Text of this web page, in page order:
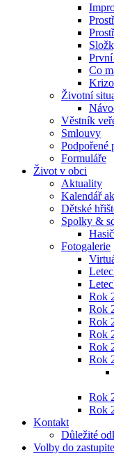
Co
Životní
Věstník
Smlouvy
Podpořené
Formuláře
Život v obci
Aktuality
Kalendář
Dětské
Spolky &
Fotogalerie
Rok
Rok
Rok
Rok
Rok
Rok
Rok
Rok
Kontakt
Důležité
Volby do